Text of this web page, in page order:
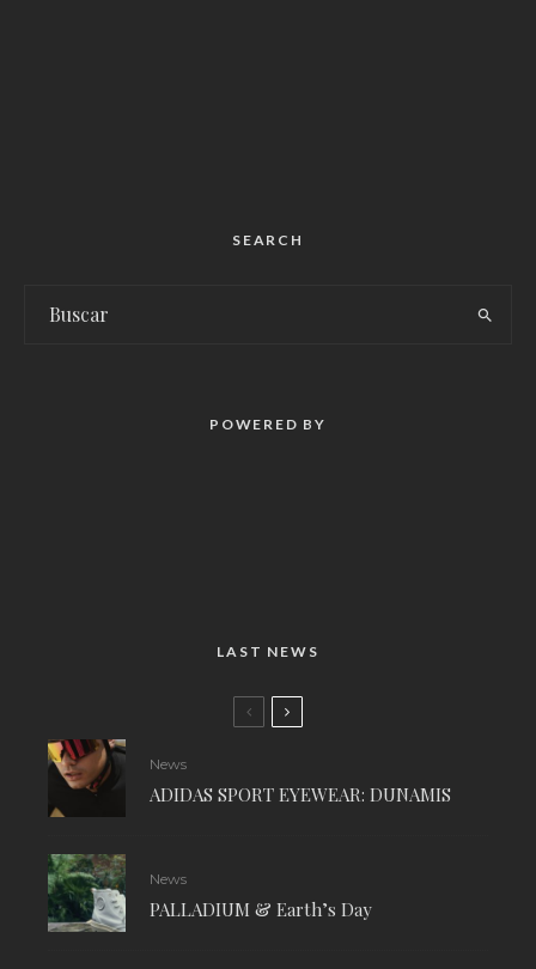
SEARCH
POWERED BY
LAST NEWS
News
ADIDAS SPORT EYEWEAR: DUNAMIS
News
PALLADIUM & Earth’s Day